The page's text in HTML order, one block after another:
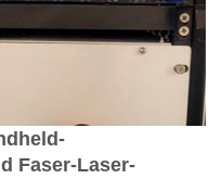
Faser-Laser-